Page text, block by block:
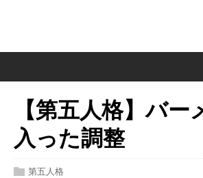
【第五人格】バー
入った調整
第五人格